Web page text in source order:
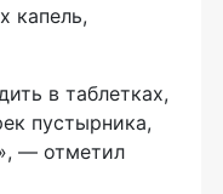
капель,
в таблетках,
пустырника,
— отметил